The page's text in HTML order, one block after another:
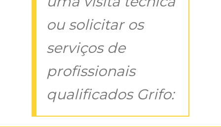
ou solicitar os
serviços de
profissionais
qualificados Grifo: